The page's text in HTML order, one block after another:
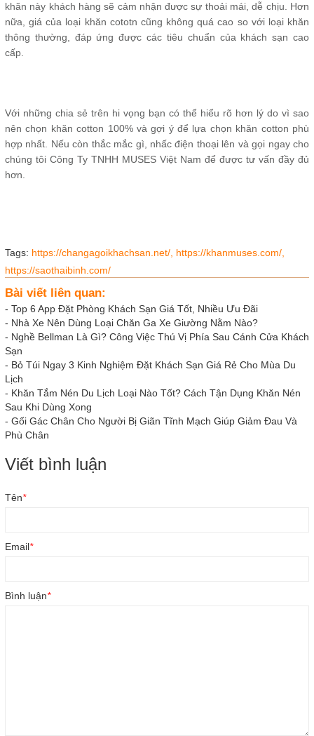
khăn này khách hàng sẽ cảm nhận được sự thoải mái, dễ chịu. Hơn
nữa, giá của loại khăn cototn cũng không quá cao so với loại khăn
thông thường, đáp ứng được các tiêu chuẩn của khách sạn cao
cấp.
Với những chia sẻ trên hi vọng bạn có thể hiểu rõ hơn lý do vì sao
nên chọn khăn cotton 100% và gợi ý để lựa chọn khăn cotton phù
hợp nhất. Nếu còn thắc mắc gì, nhấc điện thoại lên và gọi ngay cho
chúng tôi Công Ty TNHH MUSES Việt Nam để được tư vấn đầy đủ
hơn.
Tags: https://changagoikhachsan.net/, https://khanmuses.com/,
https://saothaibinh.com/
Bài viết liên quan:
- Top 6 App Đặt Phòng Khách Sạn Giá Tốt, Nhiều Ưu Đãi
- Nhà Xe Nên Dùng Loại Chăn Ga Xe Giường Nằm Nào?
- Nghề Bellman Là Gì? Công Việc Thú Vị Phía Sau Cánh Cửa Khách
Sạn
- Bỏ Túi Ngay 3 Kinh Nghiệm Đặt Khách Sạn Giá Rẻ Cho Mùa Du
Lịch
- Khăn Tắm Nén Du Lịch Loại Nào Tốt? Cách Tận Dụng Khăn Nén
Sau Khi Dùng Xong
- Gối Gác Chân Cho Người Bị Giãn Tĩnh Mạch Giúp Giảm Đau Và
Phù Chân
Viết bình luận
Tên*
Email*
Bình luận*